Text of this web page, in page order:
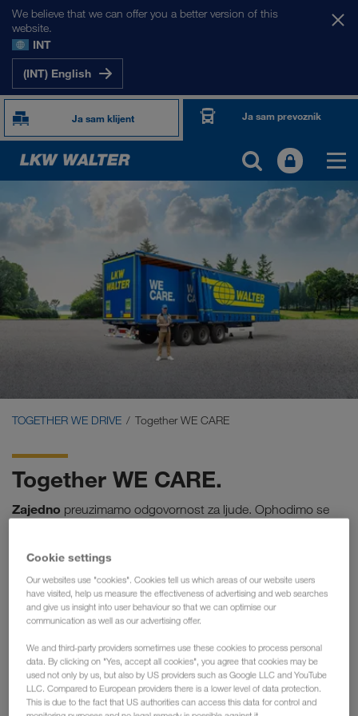
We believe that we can offer you a better version of this
website.
INT
(INT) English
Ja sam klijent Ja sam prevoznik
TOGETHER WE DRIVE
WE GROW
TOGETHER WE DRIVE Together WE CARE
Together WE CARE.
Zajedno preuzimamo odgovornost za ljude. Ophodimo se
mogu da pruže najbolje i da zajedno možemo da savladamo
velike i male izazove.
Stabilnost & Bezbednost
Sigurnaibrza isplata
Lično savetovanje
Partnersko okruženje
Cookie settings
Our websites use "cookies". Cookies tell us which areas of our website users
have visited, help us measure the effectiveness of advertising and web searches
and give us insight into user behaviour so that we can optimise our
communication as well as our advertising offer.
We and third-party providers sometimes use these cookies to process personal
data. By clicking on "Yes, accept all cookies", you agree that cookies may be
used not only by us, but also by US providers such as Google LLC and YouTube
LLC. Compared to European providers there is a lower level of data protection.
This is due to the fact that US authorities can access this data for control and